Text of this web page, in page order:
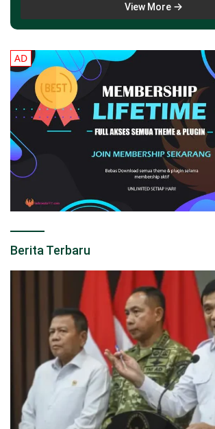
View More
Berita Terbaru